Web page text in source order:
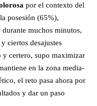
por el contexto del
posesión (65%),
muchos minutos,
ciertos desajustes
y certero, supo maximizar
en la zona media-
el reto pasa ahora por
y dar un paso